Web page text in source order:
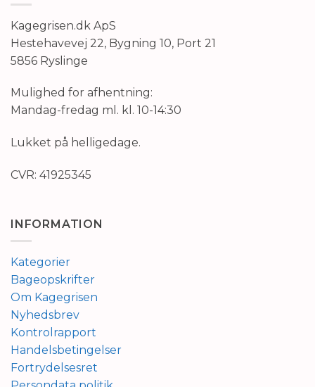
Kagegrisen.dk ApS
Hestehavevej 22, Bygning 10, Port 21
5856 Ryslinge
Mulighed for afhentning:
Mandag-fredag ml. kl. 10-14:30
Lukket på helligedage.
CVR: 41925345
INFORMATION
Kategorier
Bageopskrifter
Om Kagegrisen
Nyhedsbrev
Kontrolrapport
Handelsbetingelser
Fortrydelsesret